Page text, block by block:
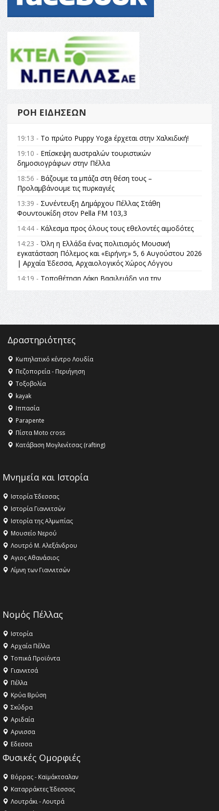
ΡΟΉ ΕΙΔΉΣΕΩΝ
19:13 - Το πρώτο Puppy Yoga έρχεται στην Χαλκιδική!
19:10 - Επίσκεψη αυστραλών τουριστικών
δημοσιογράφων στην Πέλλα
18:56 - Βάζουμε τα μπάζα στη θέση τους –
Προλαμβάνουμε τις πυρκαγιές
13:39 - Συνέντευξη Δημάρχου Πέλλας Στάθη
Φουντουκίδη στον Pella FM 103,3
14:44 - Κάλεσμα προς όλους τους εθελοντές αιμοδότες
14:23 - Όλη η Ελλάδα ένας πολιτισμός Μουσική
εγκατάσταση Πόλεμος και «Ειρήνη;» 5, 6 Αυγούστου 2026
| Αρχαία Έδεσσα, Αρχαιολογικός Χώρος Λόγγου
14:19 - Τοποθέτηση Λάκη Βασιλειάδη για την
Αναθεώρηση του Συντάγματος: «Σε τέτοιες κορυφαίες
θεσμικές διαδικασίες υπάρχει μόνο η ευθύνη απέναντι
στις επόμενες γενιές»
16:35 -Το πρόγραμμα του ΠΑΟΚ στον δεύτερο γύρο του
16:27 - Όλυμπος: Εντάχθηκε στον Κατάλογο Παγκόσμιας
Κληρονομιάς της UNESCO – Ομόφωνη η απόφαση Ο
Όλυμπος αναγνωρίστηκε ως φυσικό και πολιτιστικό
αγαθό εξέχουσας οικουμενικής αξίας για την
ανθρωπότητα
16:18 -
ΣΤΗΝ ΕΔΕΣΣΑ
Δραστηριότητες
Κωπηλατικό κέντρο Λουδία
Πεζοπορεία - Περιήγηση
Τοξοβολία
kayak
Ιππασία
Parapente
Πίστα Moto cross
Κατάβαση Μογλενίτσας (rafting)
Μνημεία και Ιστορία
Ιστορία Έδεσσας
Ιστορία Γιαννιτσών
Ιστορία της Αλμωπίας
Μουσείο Νερού
Λουτρό Μ. Αλεξάνδρου
Αγιος Αθανάσιος
Λίμνη των Γιαννιτσών
Νομός Πέλλας
Ιστορία
Αρχαία Πέλλα
Τοπικά Προϊόντα
Γιαννιτσά
Πέλλα
Κρύα Βρύση
Σκύδρα
Αριδαία
Aρνισσα
Eδεσσα
Φυσικές Ομορφιές
Βόρρας - Καϊμάκτσαλαν
Καταρράκτες Έδεσσας
Λουτράκι - Λουτρά